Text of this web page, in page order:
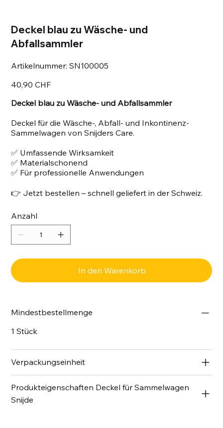
Deckel blau zu Wäsche- und
Abfallsammler
Artikelnummer: Artikelnummer:
SN100005
SN100005
40,90 CHF
Deckel blau zu Wäsche- und Abfallsammler
Deckel für die Wäsche-, Abfall- und Inkontinenz-
Sammelwagen von Snijders Care.
✅ Umfassende Wirksamkeit
✅ Materialschonend
✅ Für professionelle Anwendungen
👉 Jetzt bestellen – schnell geliefert in der Schweiz.
Anzahl
In den Warenkorb
Mindestbestellmenge
1 Stück
Verpackungseinheit
Produkteigenschaften Deckel für Sammelwagen
Snijde